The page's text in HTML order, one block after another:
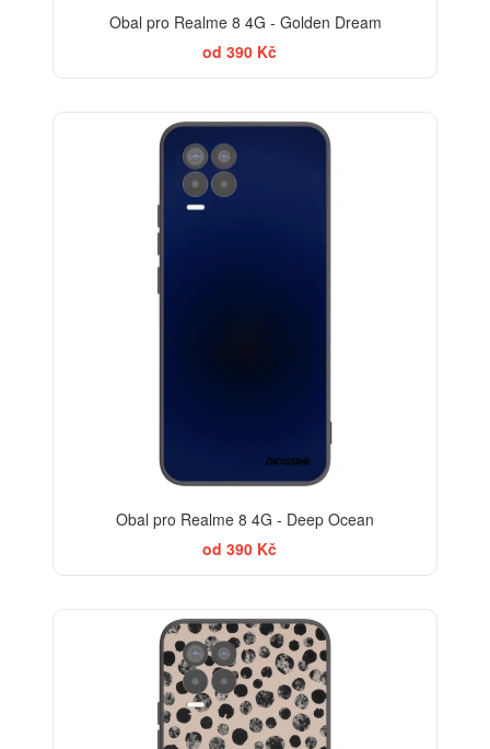
Obal pro Realme 8 4G - Golden Dream
od 390 Kč
Obal pro Realme 8 4G - Deep Ocean
od 390 Kč